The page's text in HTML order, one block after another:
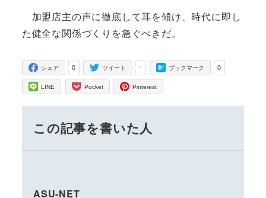
加盟店主の声に徹底して耳を傾け、時代に即し
た健全な関係づくりを急ぐべきだ。
0
シェア -
ツイート 0
ブックマーク
LINE Pocket Pinterest
この記事を書いた人
ASU-NET